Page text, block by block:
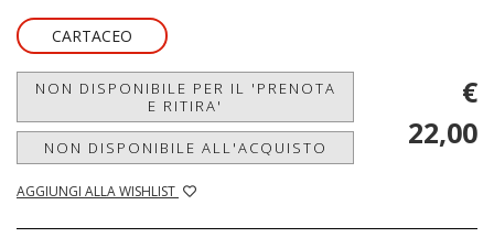
CARTACEO
NON DISPONIBILE PER IL 'PRENOTA
E RITIRA'
NON DISPONIBILE ALL'ACQUISTO
AGGIUNGI ALLA WISHLIST
€
22,00